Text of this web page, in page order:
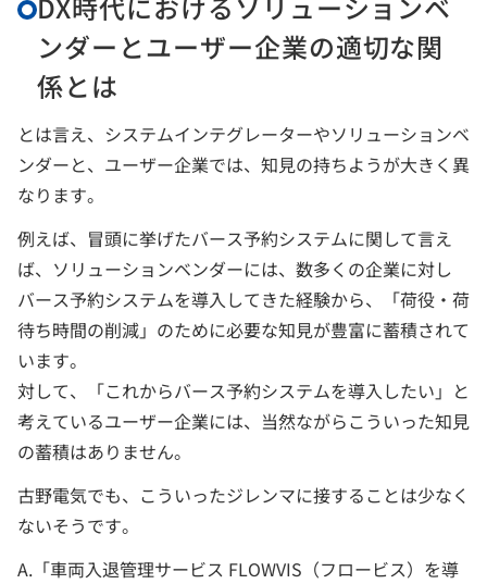
ンダーとユーザー企業の適切な関
係とは
とは言え、システムインテグレーターやソリューションベ
ンダーと、ユーザー企業では、知見の持ちようが大きく異
なります。
例えば、冒頭に挙げたバース予約システムに関して言え
ば、ソリューションベンダーには、数多くの企業に対し
バース予約システムを導入してきた経験から、「荷役・荷
待ち時間の削減」のために必要な知見が豊富に蓄積されて
います。
対して、「これからバース予約システムを導入したい」と
考えているユーザー企業には、当然ながらこういった知見
の蓄積はありません。
古野電気でも、こういったジレンマに接することは少なく
ないそうです。
A.「車両入退管理サービス FLOWVIS（フロービス）を導